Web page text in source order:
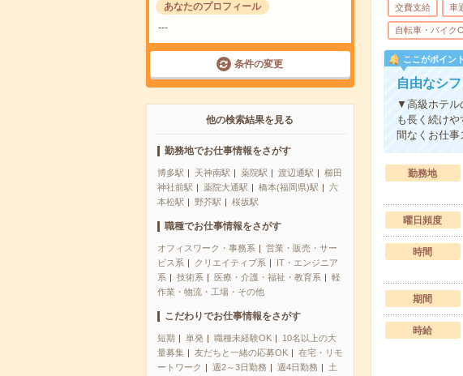
あなたのプロフィール
---
条件の変更
他の検索結果を見る
勤務地でお仕事情報をさがす
博多駅 天神南駅 薬院駅 渡辺通駅
櫛田
神社前駅
薬院大通駅 橋本(福岡県)駅
六
本松駅
野芥駅 桜坂駅
職種でお仕事情報をさがす
オフィスワーク・事務系
営業・販売・サー
ビス系
クリエイティブ系
IT・エンジニア
系
技術系 医療・介護・福祉・教育系
軽
作業・物流・工場・その他
こだわりでお仕事情報をさがす
短期 単発 職種未経験OK
10名以上の大
量募集
友だちと一緒の応募OK
在宅・リモ
ートワーク
週2～3日勤務 週4日勤務
土
交費支給 車
自転車・バイク
ここがポイン
自由なシ
▼高級ホテル
も長く続け
間なくお仕事
勤務地
曜日頻度
時間
期間
時給